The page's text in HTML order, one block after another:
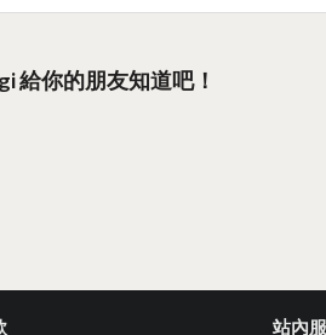
給你的朋友知道吧！
站內